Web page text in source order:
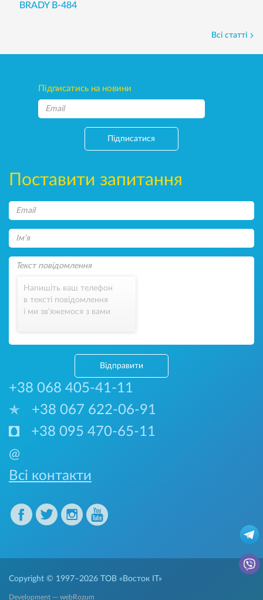
BRADY B-484
Всі статті
Підписатись на новини
Підписатися
Поставити запитання
Напишіть ваш телефон
в тексті повідомлення
і ми зв’яжемося з вами
Відправити
+38 068 405-41-11
+38 067 622-06-91
+38 095 470-65-11
@
Всі контакти
Copyright © 1997–2026 ТОВ «Восток IT»
Development — webRozum